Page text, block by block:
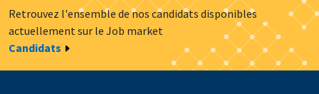
Retrouvez l'ensemble de nos candidats disponibles
actuellement sur le Job market
Candidats